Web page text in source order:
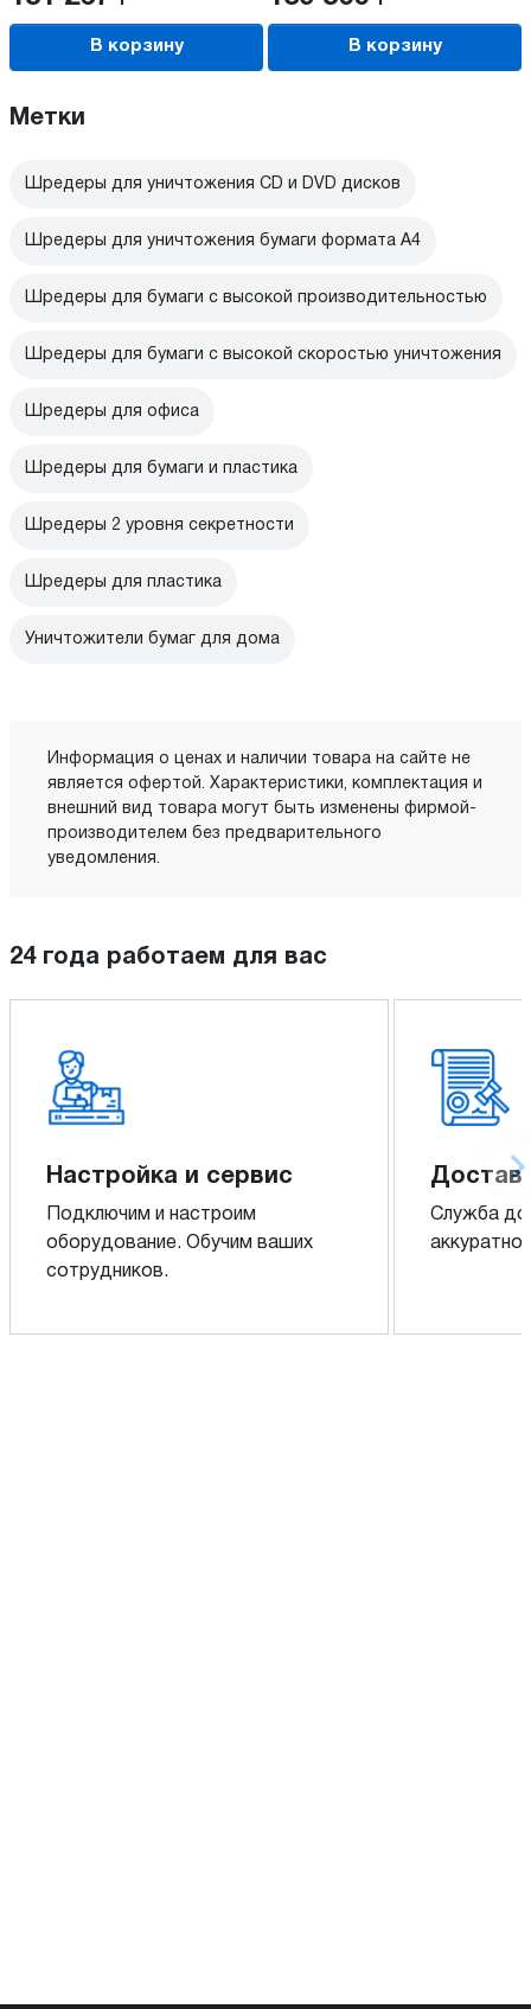
В корзину В корзину
Метки
Шредеры для уничтожения CD и DVD дисков
Шредеры для уничтожения бумаги формата А4
Шредеры для бумаги с высокой производительностью
Шредеры для бумаги с высокой скоростью уничтожения
Шредеры для офиса
Шредеры для бумаги и пластика
Шредеры 2 уровня секретности
Шредеры для пластика
Уничтожители бумаг для дома
Информация о ценах и наличии товара на сайте не
является офертой. Характеристики, комплектация и
внешний вид товара могут быть изменены фирмой-
производителем без предварительного
уведомления.
24 года работаем для вас
Настройка и сервис
Подключим и настроим
оборудование. Обучим ваших
сотрудников.
Служба
аккуратно